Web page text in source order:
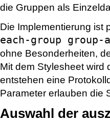
die Gruppen als
Die Implementierung ist
each-group group-
ohne Besonderheiten,
Mit dem Stylesheet wird
entstehen eine
Parameter erlauben die
Auswahl der